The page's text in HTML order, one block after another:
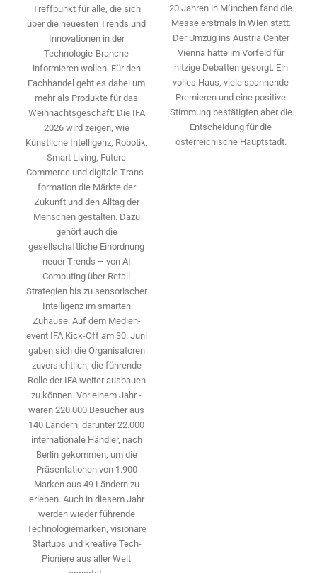
Treffpunkt für alle, die sich
über die neuesten Trends und
Innovationen in der
Technologie-­Branche
informieren wollen. Für den
Fachhandel geht es dabei um
mehr als Produkte für das
Weihnachtsgeschäft: Die IFA
2026 wird ­zeigen, wie
Künstliche Intelligenz, Robotik,
Smart Living, Future
Commerce und digitale Trans­
formation die Märkte der
Zukunft und den Alltag der
Menschen gestalten. Dazu
gehört auch die
gesellschaftliche Einordnung
neuer Trends – von AI
Computing über Retail
Strategien bis zu sensorischer
Intelligenz im smarten
Zuhause. Auf dem Medien­
event IFA Kick-Off am 30. Juni
gaben sich die Organisatoren
zuversichtlich, die führende
Rolle der IFA weiter ausbauen
zu können. Vor einem Jahr ­
waren 220.000 Besucher aus
140 ­Ländern, ­darunter 22.000
internationale Händler, nach
Berlin gekommen, um die
Präsen­tationen von 1.900
Marken aus 49 Ländern zu
erleben. Auch in diesem Jahr
werden wieder führende
Technologiemarken, visionäre
Startups und ­kreative Tech-
Pioniere aus aller Welt
20 Jahren in München fand die
Messe erstmals in Wien statt.
Der Umzug ins Austria Center
Vienna hatte im Vorfeld für
hitzige Debatten gesorgt. Ein
volles Haus, viele spannende
Premieren und eine positive
Stimmung bestätigten aber die
Entscheidung für die
österreichische Hauptstadt.